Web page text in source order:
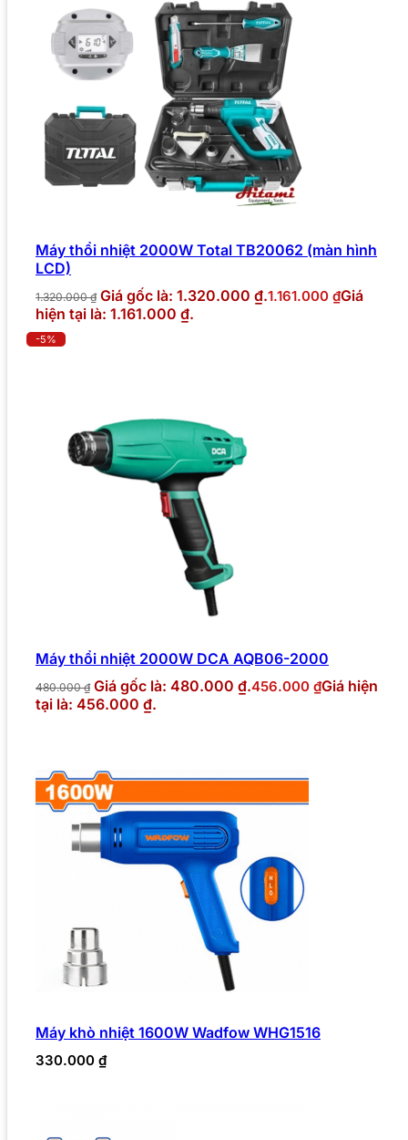
Máy thổi nhiệt 2000W Total TB20062 (màn hình
LCD)
1.320.000₫ Giá gốc là: 1.320.000 ₫.1.161.000 ₫Giá
hiện tại là: 1.161.000 ₫.
-5%
Máy thổi nhiệt 2000W DCA AQB06-2000
480.000₫ Giá gốc là: 480.000 ₫.456.000 ₫Giá hiện
tại là: 456.000 ₫.
Máy khò nhiệt 1600W Wadfow WHG1516
330.000 ₫